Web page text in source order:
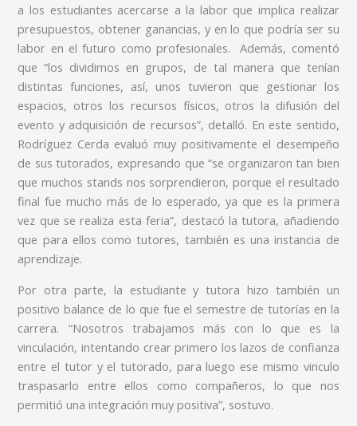
a los estudiantes acercarse a la labor que implica realizar
presupuestos, obtener ganancias, y en lo que podría ser su
labor en el futuro como profesionales. Además, comentó
que “los dividimos en grupos, de tal manera que tenían
distintas funciones, así, unos tuvieron que gestionar los
espacios, otros los recursos físicos, otros la difusión del
evento y adquisición de recursos”, detalló. En este sentido,
Rodríguez Cerda evaluó muy positivamente el desempeño
de sus tutorados, expresando que “se organizaron tan bien
que muchos stands nos sorprendieron, porque el resultado
final fue mucho más de lo esperado, ya que es la primera
vez que se realiza esta feria”, destacó la tutora, añadiendo
que para ellos como tutores, también es una instancia de
aprendizaje.
Por otra parte, la estudiante y tutora hizo también un
positivo balance de lo que fue el semestre de tutorías en la
carrera. “Nosotros trabajamos más con lo que es la
vinculación, intentando crear primero los lazos de confianza
entre el tutor y el tutorado, para luego ese mismo vinculo
traspasarlo entre ellos como compañeros, lo que nos
permitió una integración muy positiva”, sostuvo.